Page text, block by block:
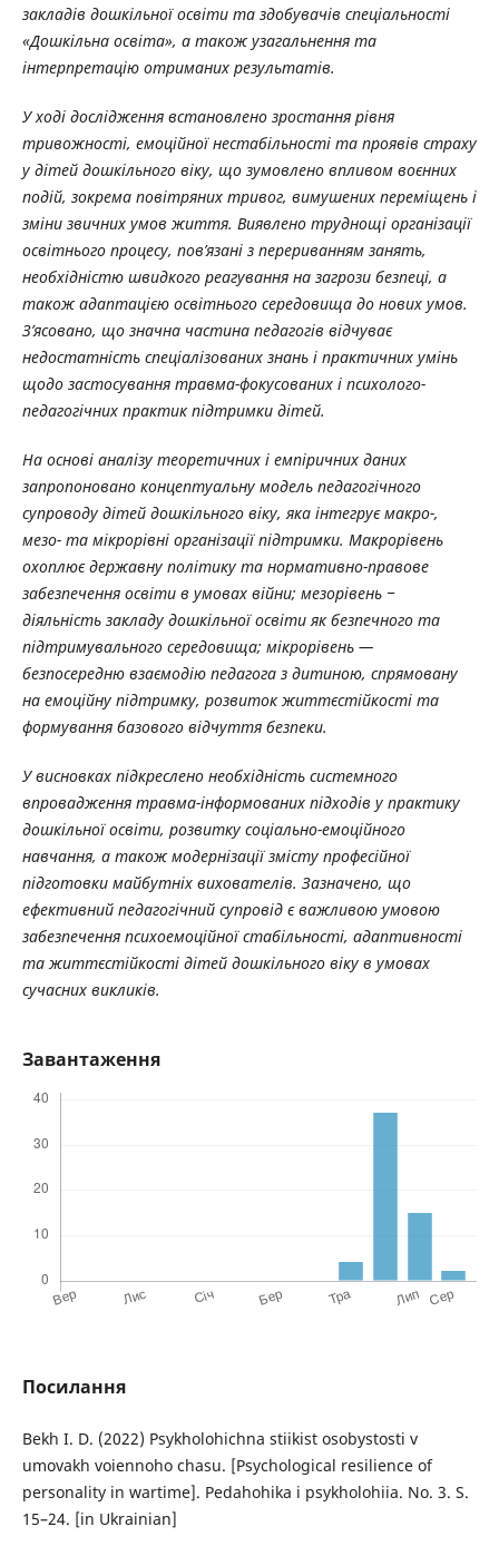
закладів дошкільної освіти та здобувачів спеціальності
«Дошкільна освіта», а також узагальнення та
інтерпретацію отриманих результатів.
У ході дослідження встановлено зростання рівня
тривожності, емоційної нестабільності та проявів страху
у дітей дошкільного віку, що зумовлено впливом воєнних
подій, зокрема повітряних тривог, вимушених переміщень і
зміни звичних умов життя. Виявлено труднощі організації
освітнього процесу, пов’язані з перериванням занять,
необхідністю швидкого реагування на загрози безпеці, а
також адаптацією освітнього середовища до нових умов.
З’ясовано, що значна частина педагогів відчуває
недостатність спеціалізованих знань і практичних умінь
щодо застосування травма-фокусованих і психолого-
педагогічних практик підтримки дітей.
На основі аналізу теоретичних і емпіричних даних
запропоновано концептуальну модель педагогічного
супроводу дітей дошкільного віку, яка інтегрує макро-,
мезо- та мікрорівні організації підтримки. Макрорівень
охоплює державну політику та нормативно-правове
забезпечення освіти в умовах війни; мезорівень ‒
діяльність закладу дошкільної освіти як безпечного та
підтримувального середовища; мікрорівень —
безпосередню взаємодію педагога з дитиною, спрямовану
на емоційну підтримку, розвиток життєстійкості та
формування базового відчуття безпеки.
У висновках підкреслено необхідність системного
впровадження травма-інформованих підходів у практику
дошкільної освіти, розвитку соціально-емоційного
навчання, а також модернізації змісту професійної
підготовки майбутніх вихователів. Зазначено, що
ефективний педагогічний супровід є важливою умовою
забезпечення психоемоційної стабільності, адаптивності
та життєстійкості дітей дошкільного віку в умовах
сучасних викликів.
Завантаження
Посилання
Bekh I. D. (2022) Psykholohichna stiikist osobystosti v
umovakh voiennoho chasu. [Psychological resilience of
personality in wartime]. Pedahohika i psykholohiia. No. 3. S.
15–24. [in Ukrainian]